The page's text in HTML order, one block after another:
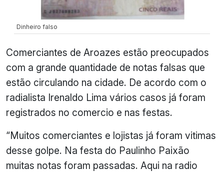
Dinheiro falso
Comerciantes de Aroazes estão preocupados
com a grande quantidade de notas falsas que
estão circulando na cidade. De acordo com o
radialista Irenaldo Lima vários casos já foram
registrados no comercio e nas festas.
“Muitos comerciantes e lojistas já foram vitimas
desse golpe. Na festa do Paulinho Paixão
muitas notas foram passadas. Aqui na radio